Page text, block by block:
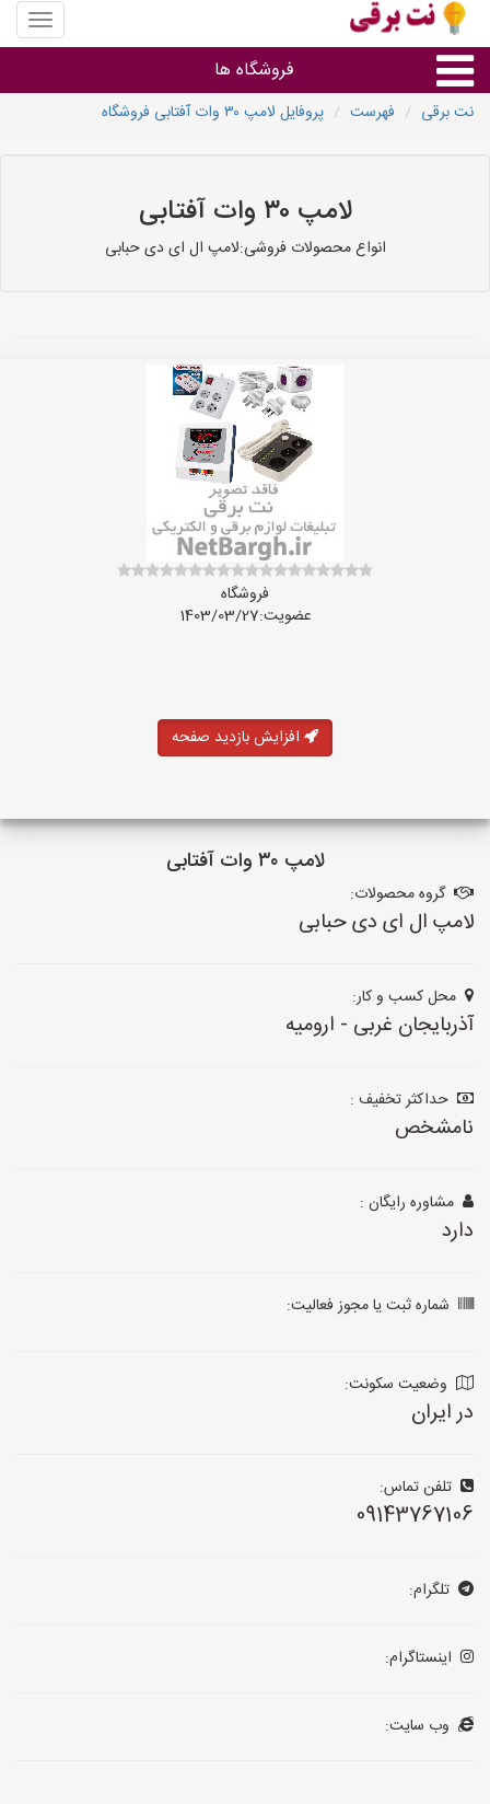
منوی
سایت
برقی
فروشگاه ها
سایر گروه ها
نت برقی فهرست پروفایل لامپ ۳۰ وات آفتابی فروشگاه
لامپ ۳۰ وات آفتابی
انواع محصولات فروشی:لامپ ال ای دی حبابی
فروشگاه
عضویت:1403/03/27
افزایش بازدید صفحه
لامپ ۳۰ وات آفتابی
گروه محصولات:
لامپ ال ای دی حبابی
محل کسب و کار:
آذربایجان غربی - ارومیه
حداکثر تخفیف :
نامشخص
مشاوره رایگان :
دارد
شماره ثبت یا مجوز فعالیت:
وضعیت سکونت:
در ایران
تلفن تماس:
09143767106
تلگرام:
اینستاگرام:
وب سایت: